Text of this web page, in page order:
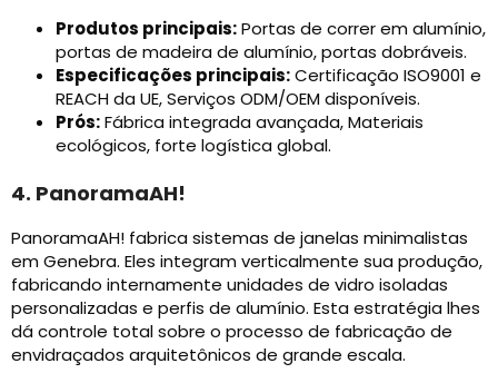
Produtos principais:Portas de correr em alumínio,
portas de madeira de alumínio, portas dobráveis.
Especificações principais:Certificação ISO9001 e
REACH da UE, Serviços ODM/OEM disponíveis.
Prós:Fábrica integrada avançada, Materiais
ecológicos, forte logística global.
4. PanoramaAH!
PanoramaAH! fabrica sistemas de janelas minimalistas
em Genebra. Eles integram verticalmente sua produção,
fabricando internamente unidades de vidro isoladas
personalizadas e perfis de alumínio. Esta estratégia lhes
dá controle total sobre o processo de fabricação de
envidraçados arquitetônicos de grande escala.